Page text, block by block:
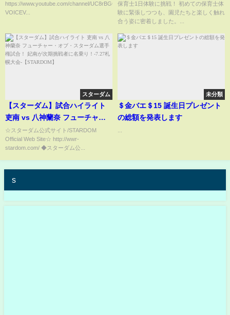
https://www.youtube.com/channel/UC8rBGG6Etxl05ByNU71_UAQ
VOICEV...
【HoneyWorks】
保育士1日体験に挑戦！ 初めての保育士体
験に緊張しつつも、園児たちと楽しく触れ
合う姿に密着しました。...
スターダム
【スターダム】試合ハイライト
吏南 vs 八神蘭奈 フューチャ
ー・オブ・スターダム選手権試
合！ 妃南が次期挑戦者に名乗
り！-7.27札幌大会-
☆スターダム公式サイト/STARDOM
Official Web Site☆ http://wwr-
stardom.com/ ◆スターダム公...
未分類
＄金バエ＄15 誕生日プレゼント
の総額を発表​します
s